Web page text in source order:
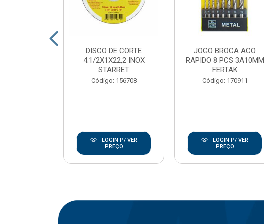
DISCO DE CORTE
4.1/2X1X22,2 INOX
STARRET
Código: 156708
LOGIN P/ VER
PREÇO
JOGO BROCA ACO
RAPIDO 8 PCS 3A10MM
FERTAK
Código: 170911
LOGIN P/ VER
PREÇO